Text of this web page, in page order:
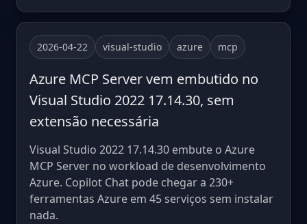
2026-04-22 visual-studio azure mcp
Azure MCP Server vem embutido no
Visual Studio 2022 17.14.30, sem
extensão necessária
Visual Studio 2022 17.14.30 embute o Azure
MCP Server no workload de desenvolvimento
Azure. Copilot Chat pode chegar a 230+
ferramentas Azure em 45 serviços sem instalar
nada.